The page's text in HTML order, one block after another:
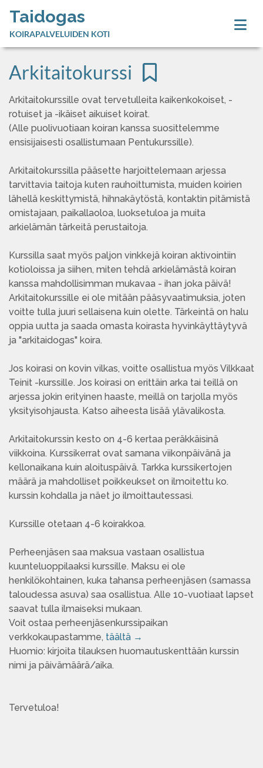
Taidogas
KOIRAPALVELUIDEN KOTI
Arkitaitokurssi
Arkitaitokurssille ovat tervetulleita kaikenkokoiset, -
rotuiset ja -ikäiset aikuiset koirat.
(Alle puolivuotiaan koiran kanssa suosittelemme
ensisijaisesti osallistumaan Pentukurssille).
Arkitaitokurssilla pääsette harjoittelemaan arjessa
tarvittavia taitoja kuten rauhoittumista, muiden koirien
lähellä keskittymistä, hihnakäytöstä, kontaktin pitämistä
omistajaan, paikallaoloa, luoksetuloa ja muita
arkielämän tärkeitä perustaitoja.
Kurssilla saat myös paljon vinkkejä koiran aktivointiin
kotioloissa ja siihen, miten tehdä arkielämästä koiran
kanssa mahdollisimman mukavaa - ihan joka päivä!
Arkitaitokurssille ei ole mitään pääsyvaatimuksia, joten
voitte tulla juuri sellaisena kuin olette. Tärkeintä on halu
oppia uutta ja saada omasta koirasta hyvinkäyttäytyvä
ja "arkitaidogas" koira.
Jos koirasi on kovin vilkas, voitte osallistua myös Vilkkaat
Teinit -kurssille. Jos koirasi on erittäin arka tai teillä on
arjessa jokin erityinen haaste, meillä on tarjolla myös
yksityisohjausta. Katso aiheesta lisää ylävalikosta.
Arkitaitokurssin kesto on 4-6 kertaa peräkkäisinä
viikkoina. Kurssikerrat ovat samana viikonpäivänä ja
kellonaikana kuin aloituspäivä. Tarkka kurssikertojen
määrä ja mahdolliset poikkeukset on ilmoitettu ko.
kurssin kohdalla ja näet jo ilmoittautessasi.
Kurssille otetaan 4-6 koirakkoa.
Perheenjäsen saa maksua vastaan osallistua
kuunteluoppilaaksi kurssille. Maksu ei ole
henkilökohtainen, kuka tahansa perheenjäsen (samassa
taloudessa asuva) saa osallistua. Alle 10-vuotiaat lapset
saavat tulla ilmaiseksi mukaan.
Voit ostaa perheenjäsenkurssipaikan
verkkokaupastamme, täältä →
Huomio: kirjoita tilauksen huomautuskenttään kurssin
nimi ja päivämäärä/aika.
Tervetuloa!